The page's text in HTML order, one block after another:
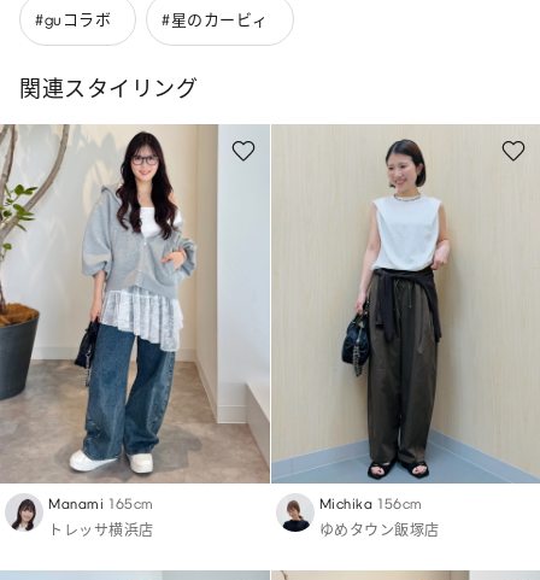
#guコラボ #星のカービィ
関連スタイリング
Manami 165cm
トレッサ横浜店
Michika 156cm
ゆめタウン飯塚店